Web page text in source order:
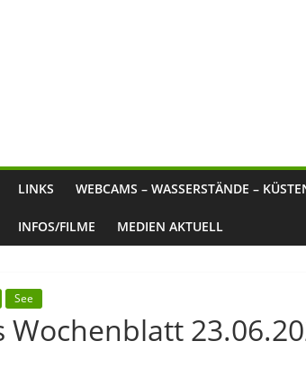
LINKS WEBCAMS – WASSERSTÄNDE –
INFOS/FILME MEDIEN AKTUELL
See
Wochenblatt